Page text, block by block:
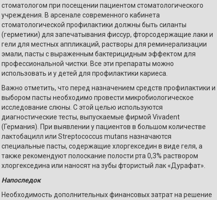
стоматологом при посещении пациентом стоматологического
учреждения. В арсенале современного кабинета
стоматологической профилактики должны быть силанты
(герметики) для запечатывания фиссур, фторсодержащие лаки и
гели для местных аппликаций, растворы для реминерализации
эмали, пасты с выраженным бактерицидным эффектом для
профессиональной чистки. Все эти препараты можно
использовать и у детей для профилактики кариеса.
Важно отметить, что перед назначением средств профилактики и
выбором пасты необходимо провести микробиологическое
исследование слюны. С этой целью используются
диагностические тесты, выпускаемые фирмой Vivadent
(Германия). При выявлении у пациентов в большом количестве
лактобацилл или Streptococcus mutans назначаются
специальные пасты, содержащие хлоргекседин в виде геля, а
также рекомендуют полоскание полости рта 0,3% раствором
хлоргекседина или наносят на зубы фтористый лак «Дурафат».
Напоследок
Необходимость дополнительных финансовых затрат на решение